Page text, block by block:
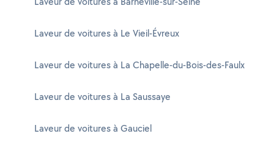
Laveur de voitures à Le Vieil-Évreux
Laveur de voitures à La Chapelle-du-Bois-des-Faulx
Laveur de voitures à La Saussaye
Laveur de voitures à Gauciel